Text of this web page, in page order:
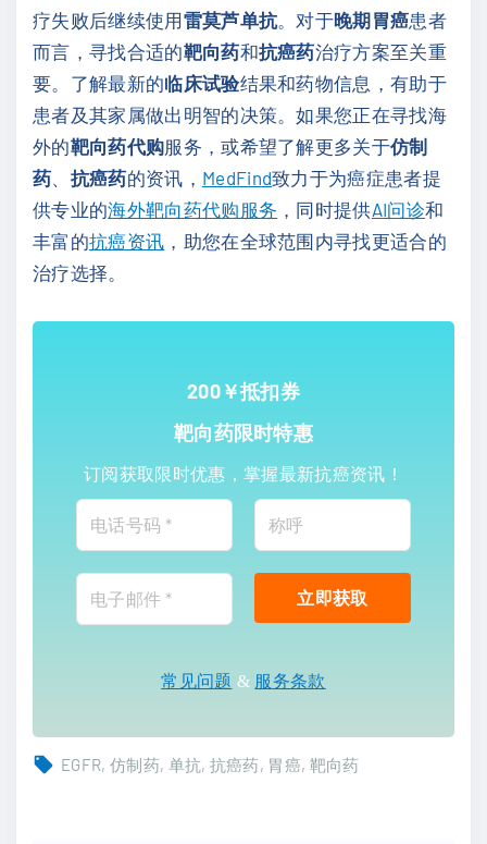
疗失败后继续使用雷莫芦单抗 。对于晚期胃癌患者
而言，寻找合适的靶向药和抗癌药治疗方案至关重
要。了解最新的临床试验结果和药物信息，有助于
患者及其家属做出明智的决策。如果您正在寻找海
外的靶向药代购服务，或希望了解更多关于仿制
药
抗癌药的资讯， MedFind致力于为癌症患者提
供专业的海外靶向药代购服务 ，同时提供AI问诊和
丰富的抗癌资讯 ，助您在全球范围内寻找更适合的
治疗选择。
200￥抵扣券
靶向药限时特惠
订阅获取限时优惠，掌握最新抗癌资讯！
常见问题 & 服务条款
EGFR 仿制药 单抗 抗癌药 胃癌 靶向药